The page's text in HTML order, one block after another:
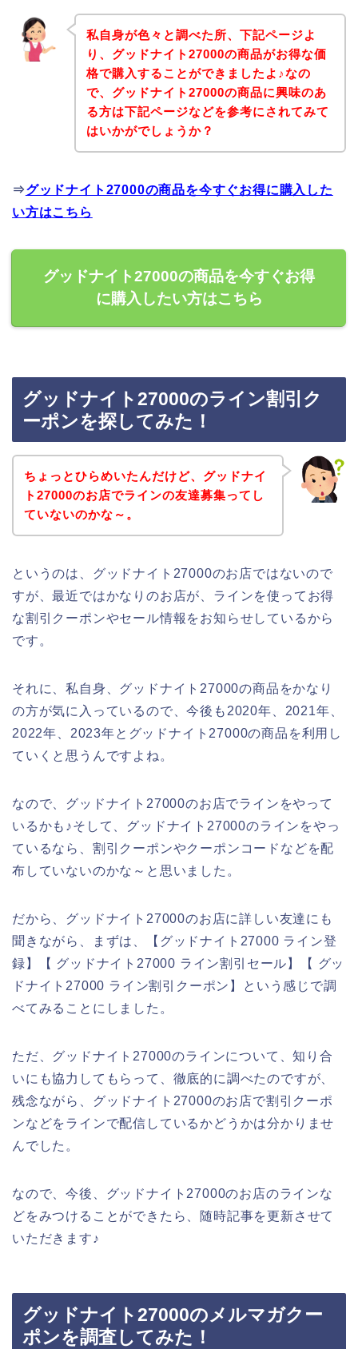
私自身が色々と調べた所、下記ページよ
り、グッドナイト27000の商品がお得な価
格で購入することができましたよ♪なの
で、グッドナイト27000の商品に興味のあ
る方は下記ページなどを参考にされてみて
はいかがでしょうか？
⇒グッドナイト27000の商品を今すぐお得に購入した
い方はこちら
グッドナイト27000の商品を今すぐお得
に購入したい方はこちら
グッドナイト27000のライン割引ク
ーポンを探してみた！
ちょっとひらめいたんだけど、グッドナイ
ト27000のお店でラインの友達募集ってし
ていないのかな～。
というのは、グッドナイト27000のお店ではないので
すが、最近ではかなりのお店が、ラインを使ってお得
な割引クーポンやセール情報をお知らせしているから
です。
それに、私自身、グッドナイト27000の商品をかなり
の方が気に入っているので、今後も2020年、2021年、
2022年、2023年とグッドナイト27000の商品を利用し
ていくと思うんですよね。
なので、グッドナイト27000のお店でラインをやって
いるかも♪そして、グッドナイト27000のラインをやっ
ているなら、割引クーポンやクーポンコードなどを配
布していないのかな～と思いました。
だから、グッドナイト27000のお店に詳しい友達にも
聞きながら、まずは、【グッドナイト27000 ライン登
録】【 グッドナイト27000 ライン割引セール】【 グッ
ドナイト27000 ライン割引クーポン】という感じで調
べてみることにしました。
ただ、グッドナイト27000のラインについて、知り合
いにも協力してもらって、徹底的に調べたのですが、
残念ながら、グッドナイト27000のお店で割引クーポ
ンなどをラインで配信しているかどうかは分かりませ
んでした。
なので、今後、グッドナイト27000のお店のラインな
どをみつけることができたら、随時記事を更新させて
いただきます♪
グッドナイト27000のメルマガクー
ポンを調査してみた！